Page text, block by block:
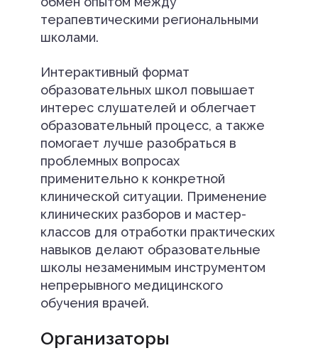
терапевтическими региональными
школами.
Интерактивный формат
образовательных школ повышает
интерес слушателей и облегчает
образовательный процесс, а также
помогает лучше разобраться в
проблемных вопросах
применительно к конкретной
клинической ситуации. Применение
клинических разборов и мастер-
классов для отработки практических
навыков делают образовательные
школы незаменимым инструментом
непрерывного медицинского
обучения врачей.
Организаторы